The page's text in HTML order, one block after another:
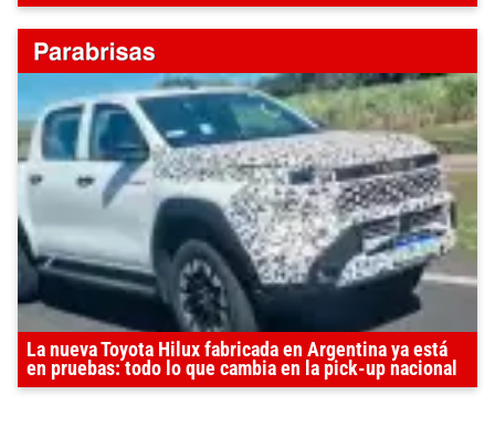
La nueva Toyota Hilux fabricada en Argentina ya está
en pruebas: todo lo que cambia en la pick-up nacional